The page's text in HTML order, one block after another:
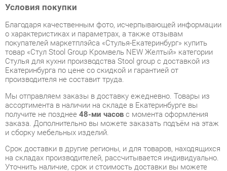
покупателей маркетплэйса «Стулья-Екатеринбург» купить
товар «Стул Stool Group Кромвель NEW Желтый» категории
Стулья для кухни производства Stool group с доставкой из
Екатеринбурга по цене со скидкой и гарантией от
производителя не составит труда.
Мы отправляем заказы в доставку ежедневно. Товары из
ассортимента в наличии на складе в Екатеринбурге вы
получите не позднее48-ми часовс момента оформления
заказа. Дополнительно вы можете заказать подъём на этаж
Срок доставки в другие регионы, и для товаров, находящихся
на складах производителей, рассчитывается индивидуально.
Уточнить наличие, срок и стоимость доставки вы можете
через формуобратной связи.
В любой момент до передачи заказа в доставку, а также в
течение 7-ми дней после получения заказа вы можете
изменить выборили принять решение об отказе от покупки.